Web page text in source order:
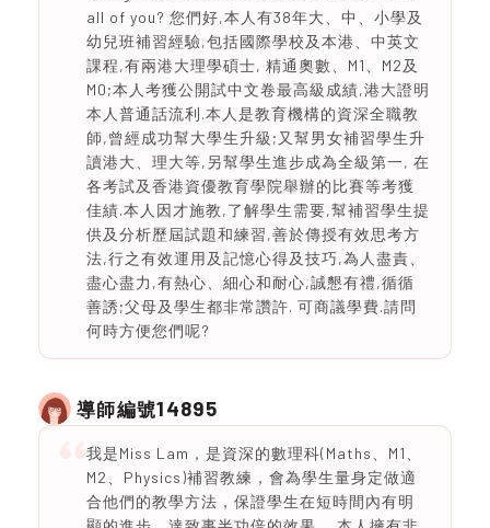
all of you? 您們好,本人有38年大、中、小學及
幼兒班補習經驗,包括國際學校及本港、中英文
課程,有兩港大理學碩士, 精通奧數、M1、M2及
M0;本人考獲公開試中文卷最高級成績,港大證明
本人普通話流利.本人是教育機構的資深全職教
師,曾經成功幫大學生升級;又幫男女補習學生升
讀港大、理大等,另幫學生進步成為全級第一, 在
各考試及香港資優教育學院舉辦的比賽等考獲
佳績.本人因才施教,了解學生需要,幫補習學生提
供及分析歷屆試題和練習,善於傳授有效思考方
法,行之有效運用及記憶心得及技巧,為人盡責、
盡心盡力,有熱心、細心和耐心,誠懇有禮,循循
善誘;父母及學生都非常讚許. 可商議學費.請問
何時方便您們呢?
導師編號14895
我是Miss Lam，是資深的數理科(Maths、M1、
M2、Physics)補習教練，會為學生量身定做適
合他們的教學方法，保證學生在短時間內有明